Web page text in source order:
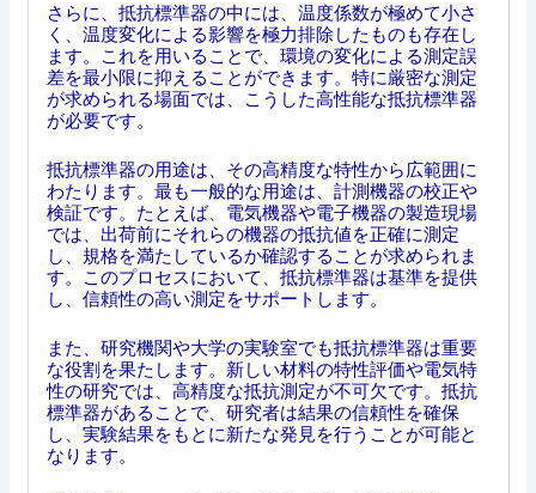
さらに、抵抗標準器の中には、温度係数が極めて小さ
く、温度変化による影響を極力排除したものも存在し
ます。これを用いることで、環境の変化による測定誤
差を最小限に抑えることができます。特に厳密な測定
が求められる場面では、こうした高性能な抵抗標準器
が必要です。
抵抗標準器の用途は、その高精度な特性から広範囲に
わたります。最も一般的な用途は、計測機器の校正や
検証です。たとえば、電気機器や電子機器の製造現場
では、出荷前にそれらの機器の抵抗値を正確に測定
し、規格を満たしているか確認することが求められま
す。このプロセスにおいて、抵抗標準器は基準を提供
し、信頼性の高い測定をサポートします。
また、研究機関や大学の実験室でも抵抗標準器は重要
な役割を果たします。新しい材料の特性評価や電気特
性の研究では、高精度な抵抗測定が不可欠です。抵抗
標準器があることで、研究者は結果の信頼性を確保
し、実験結果をもとに新たな発見を行うことが可能と
なります。